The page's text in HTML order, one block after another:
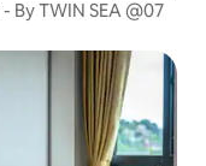
TWIN SEA @07